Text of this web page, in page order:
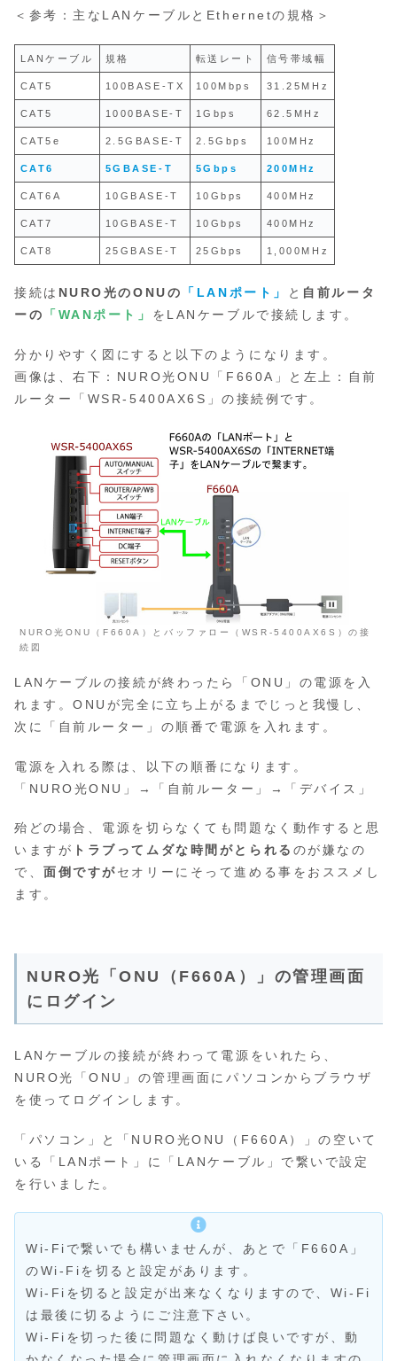
＜参考：主なLANケーブルとEthernetの規格＞
LANケーブル 規格 転送レート 信号帯域幅
CAT5 100BASE-TX 100Mbps 31.25MHz
CAT5 1000BASE-T 1Gbps 62.5MHz
CAT5e 2.5GBASE-T 2.5Gbps 100MHz
CAT6 5GBASE-T 5Gbps 200MHz
CAT6A 10GBASE-T 10Gbps 400MHz
CAT7 10GBASE-T 10Gbps 400MHz
CAT8 25GBASE-T 25Gbps 1,000MHz
接続は NURO光のONUの 「LANポート」 と 自前ルータ
ーの
「WANポート」 をLANケーブルで接続します。
分かりやすく図にすると以下のようになります。
画像は、右下：NURO光ONU「F660A」と左上：自前
ルーター「WSR-5400AX6S」の接続例です。
NURO光ONU（F660A）とバッファロー（WSR-5400AX6S）の接
続図
LANケーブルの接続が終わったら「ONU」の電源を入
れます。ONUが完全に立ち上がるまでじっと我慢し、
次に「自前ルーター」の順番で電源を入れます。
電源を入れる際は、以下の順番になります。
「NURO光ONU」→「自前ルーター」→「デバイス」
殆どの場合、電源を切らなくても問題なく動作すると思
いますが トラブってムダな時間がとられる のが嫌なの
で、面倒ですがセオリーにそって進める事をおススメし
ます。
NURO光「ONU（F660A）」の管理画面
にログイン
LANケーブルの接続が終わって電源をいれたら、
NURO光「ONU」の管理画面にパソコンからブラウザ
を使ってログインします。
「パソコン」と「NURO光ONU（F660A）」の空いて
いる「LANポート」に「LANケーブル」で繋いで設定
を行いました。
Wi-Fiで繋いでも構いませんが、あとで「F660A」
のWi-Fiを切ると設定があります。
Wi-Fiを切ると設定が出来なくなりますので、Wi-Fi
は最後に切るようにご注意下さい。
Wi-Fiを切った後に問題なく動けば良いですが、動